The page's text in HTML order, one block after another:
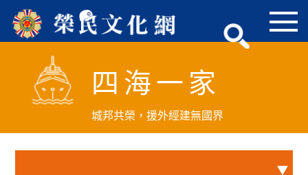
主
四海一家
城邦共榮，援外經建無國界